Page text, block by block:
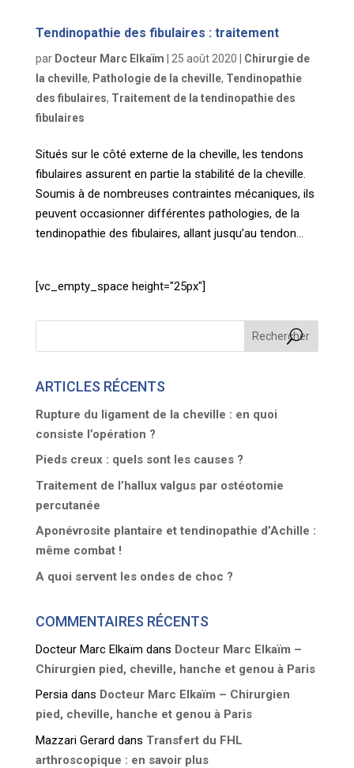
Tendinopathie des fibulaires : traitement
par Docteur Marc Elkaïm 25 août 2020
Chirurgie de
la cheville, Pathologie de la cheville, Tendinopathie
des fibulaires, Traitement de la tendinopathie des
fibulaires
Situés sur le côté externe de la cheville, les tendons
fibulaires assurent en partie la stabilité de la cheville.
Soumis à de nombreuses contraintes mécaniques, ils
peuvent occasionner différentes pathologies, de la
tendinopathie des fibulaires, allant jusqu’au tendon...
[vc_empty_space height="25px"]
ARTICLES RÉCENTS
Rupture du ligament de la cheville : en quoi
consiste l’opération ?
Pieds creux : quels sont les causes ?
Traitement de l’hallux valgus par ostéotomie
percutanée
Aponévrosite plantaire et tendinopathie d’Achille :
même combat !
A quoi servent les ondes de choc ?
COMMENTAIRES RÉCENTS
Docteur Marc Elkaïm dans Docteur Marc Elkaïm –
Chirurgien pied, cheville, hanche et genou à Paris
Persiadans Docteur Marc Elkaïm – Chirurgien
pied, cheville, hanche et genou à Paris
Mazzari Gerard dans Transfert du FHL
arthroscopique : en savoir plus